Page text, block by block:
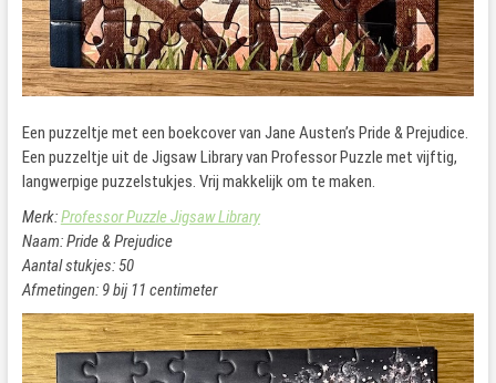
Een puzzeltje met een boekcover van Jane Austen’s Pride & Prejudice.
Een puzzeltje uit de Jigsaw Library van Professor Puzzle met vijftig,
langwerpige puzzelstukjes. Vrij makkelijk om te maken.
Merk:Professor Puzzle Jigsaw Library
Naam: Pride & Prejudice
Aantal stukjes: 50
Afmetingen: 9 bij 11 centimeter